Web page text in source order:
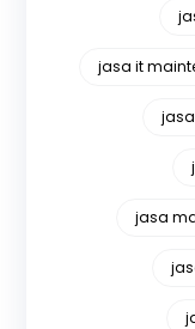
jasa it
jasa